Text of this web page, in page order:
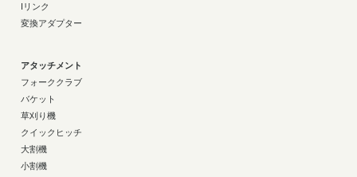
Iリンク
変換アダプター
アタッチメント
フォーククラブ
バケット
草刈り機
クイックヒッチ
大割機
小割機